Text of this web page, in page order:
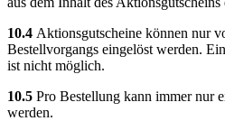
10.4 Aktionsgutscheine können nur
Bestellvorgangs eingelöst werden.
ist nicht möglich.
10.5 Pro Bestellung kann immer nur
werden.